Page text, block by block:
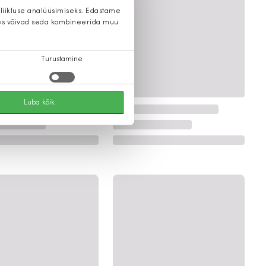
analüüsimiseks. Edastame
võivad seda kombineerida muu
Turustamine
Luba kõik